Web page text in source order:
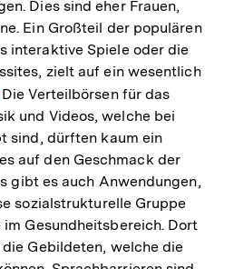
Dies sind eher Frauen,
Ein Großteil der populären
interaktive Spiele oder die
zielt auf ein wesentlich
Die Verteilbörsen für das
und Videos, welche bei
sind, dürften kaum ein
auf den Geschmack der
gibt es auch Anwendungen,
sozialstrukturelle Gruppe
Gesundheitsbereich. Dort
Gebildeten, welche die